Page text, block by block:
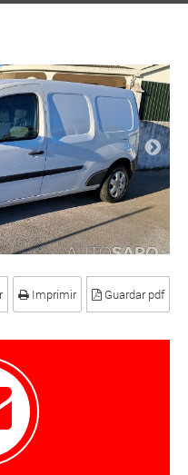
Imprimir Guardar pdf